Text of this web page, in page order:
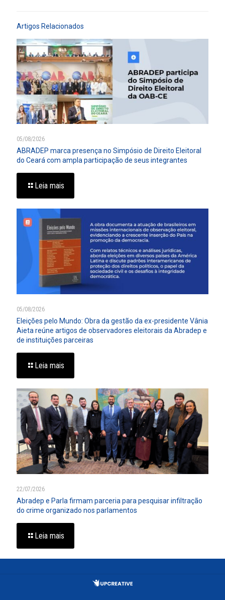
Artigos Relacionados
05/08/2026
ABRADEP marca presença no Simpósio de Direito Eleitoral
do Ceará com ampla participação de seus integrantes
Leia mais
05/08/2026
Eleições pelo Mundo: Obra da gestão da ex-presidente Vânia
Aieta reúne artigos de observadores eleitorais da Abradep e
de instituições parceiras
Leia mais
22/07/2026
Abradep e Parla firmam parceria para pesquisar infiltração
do crime organizado nos parlamentos
Leia mais